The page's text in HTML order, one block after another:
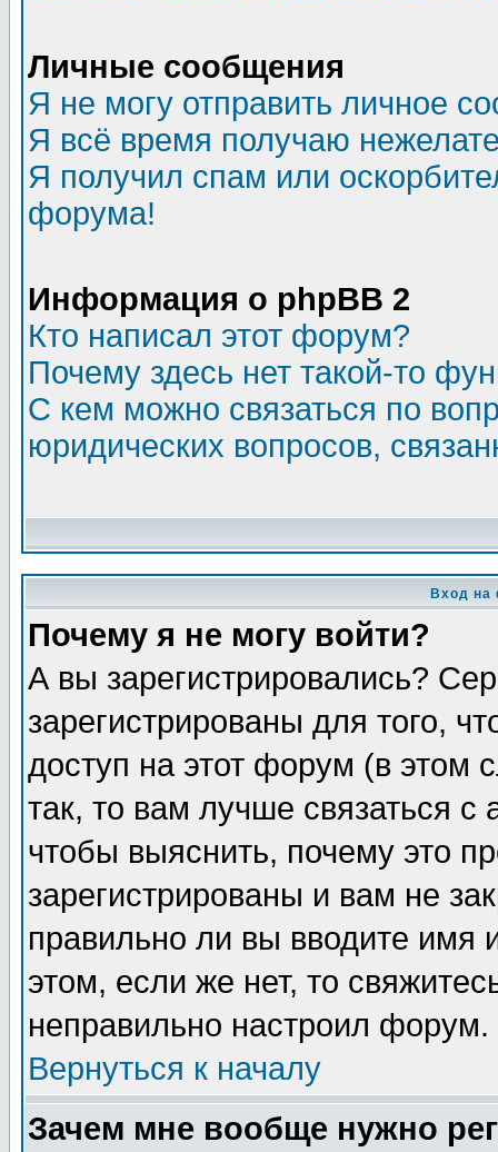
Личные сообщения
Я не могу отправить личное
Я всё время получаю
Я получил спам или
форума!
Информация о phpBB 2
Кто написал этот форум?
Почему здесь нет такой-то
С кем можно связаться по
юридических вопросов,
Вход на
Почему я не могу войти?
А вы зарегистрировались?
зарегистрированы для того,
доступ на этот форум (в этом
так, то вам лучше связаться
чтобы выяснить, почему это
зарегистрированы и вам не
правильно ли вы вводите
этом, если же нет, то
неправильно настроил форум.
Вернуться к началу
Зачем мне вообще нужно